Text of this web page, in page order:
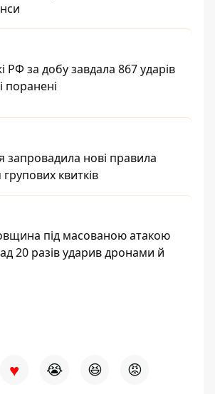
РФ за добу завдала 867 ударів
поранені
запровадила нові правила
квитків
під масованою атакою
20 разів ударив дронами й
♥ 😭 😆 😡